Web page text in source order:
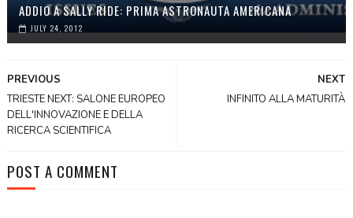
ADDIO A SALLY RIDE: PRIMA ASTRONAUTA AMERICANA
JULY 24, 2012
NEXT
INFINITO ALLA MATURITÀ
PREVIOUS
TRIESTE NEXT: SALONE EUROPEO
DELL'INNOVAZIONE E DELLA
RICERCA SCIENTIFICA
POST A COMMENT